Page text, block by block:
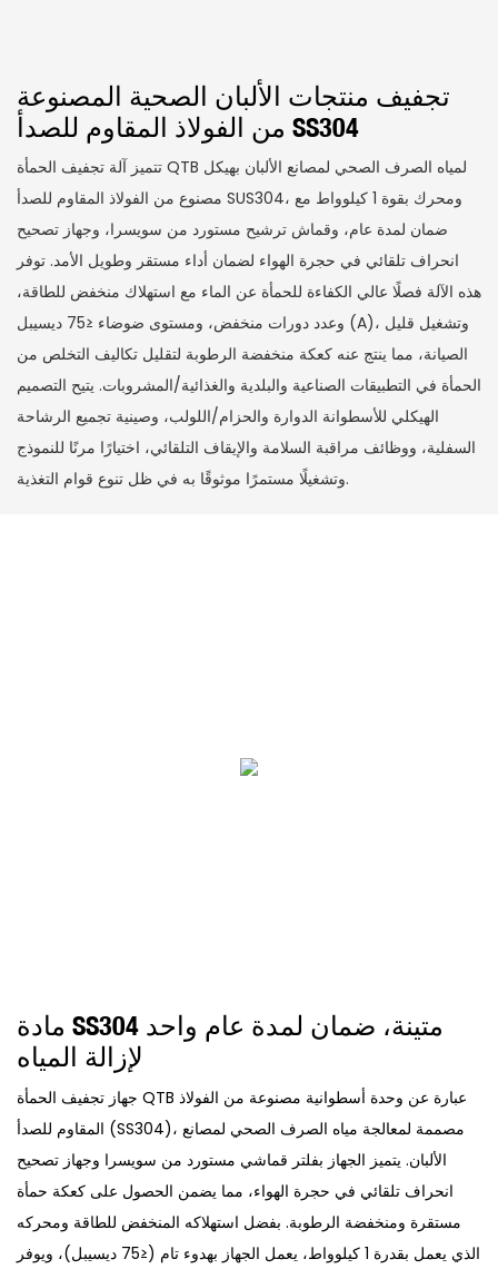
تجفيف منتجات الألبان الصحية المصنوعة
من الفولاذ المقاوم للصدأ SS304
تتميز آلة تجفيف الحمأة QTB لمياه الصرف الصحي لمصانع الألبان بهيكل
مصنوع من الفولاذ المقاوم للصدأ SUS304، ومحرك بقوة 1 كيلوواط مع
ضمان لمدة عام، وقماش ترشيح مستورد من سويسرا، وجهاز تصحيح
انحراف تلقائي في حجرة الهواء لضمان أداء مستقر وطويل الأمد. توفر
هذه الآلة فصلًا عالي الكفاءة للحمأة عن الماء مع استهلاك منخفض للطاقة،
وعدد دورات منخفض، ومستوى ضوضاء ≤75 ديسيبل (A)، وتشغيل قليل
الصيانة، مما ينتج عنه كعكة منخفضة الرطوبة لتقليل تكاليف التخلص من
الحمأة في التطبيقات الصناعية والبلدية والغذائية/المشروبات. يتيح التصميم
الهيكلي للأسطوانة الدوارة والحزام/اللولب، وصينية تجميع الرشاحة
السفلية، ووظائف مراقبة السلامة والإيقاف التلقائي، اختيارًا مرنًا للنموذج
وتشغيلًا مستمرًا موثوقًا به في ظل تنوع قوام التغذية.
مادة SS304 متينة، ضمان لمدة عام واحد
لإزالة المياه
جهاز تجفيف الحمأة QTB عبارة عن وحدة أسطوانية مصنوعة من الفولاذ
المقاوم للصدأ (SS304)، مصممة لمعالجة مياه الصرف الصحي لمصانع
الألبان. يتميز الجهاز بفلتر قماشي مستورد من سويسرا وجهاز تصحيح
انحراف تلقائي في حجرة الهواء، مما يضمن الحصول على كعكة حمأة
مستقرة ومنخفضة الرطوبة. بفضل استهلاكه المنخفض للطاقة ومحركه
الذي يعمل بقدرة 1 كيلوواط، يعمل الجهاز بهدوء تام (≤75 ديسيبل)، ويوفر